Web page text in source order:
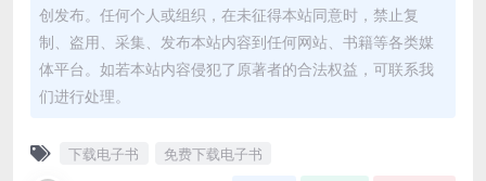
创发布。任何个人或组织，在未征得本站同意时，禁止复
制、盗用、采集、发布本站内容到任何网站、书籍等各类媒
体平台。如若本站内容侵犯了原著者的合法权益，可联系我
们进行处理。
下载电子书 免费下载电子书